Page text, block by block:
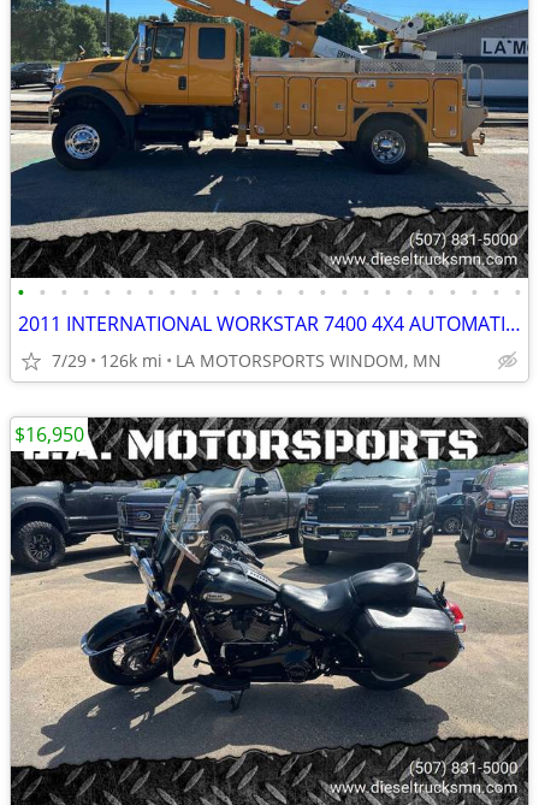
• • • • • • • • • • • • • • • • • • • • • • • •
2011 INTERNATIONAL WORKSTAR 7400 4X4 AUTOMATIC 60' BUCKET ONE OWNER
7/29 126k mi LA MOTORSPORTS WINDOM, MN
$16,950